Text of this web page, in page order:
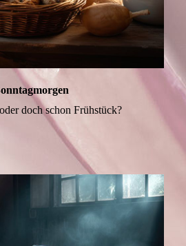
doch schon Frühstück?